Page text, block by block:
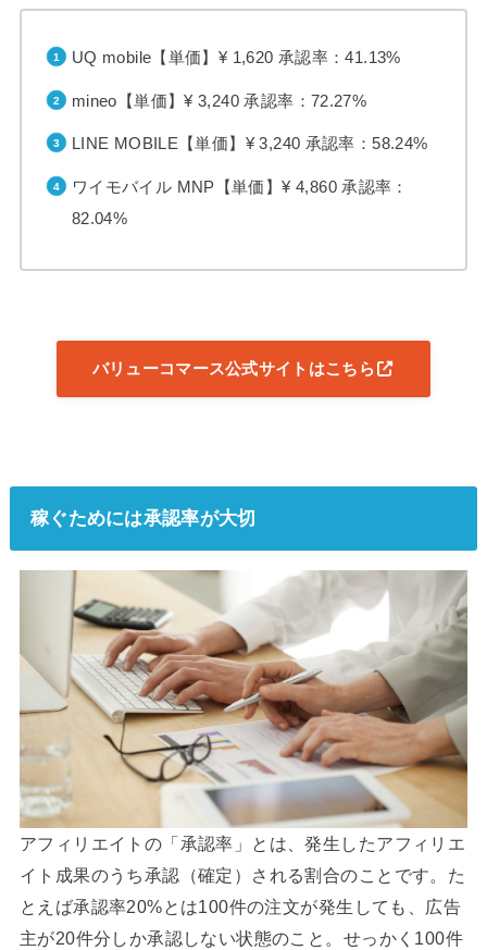
UQ mobile【単価】¥ 1,620 承認率：41.13%
mineo【単価】¥ 3,240 承認率：72.27%
LINE MOBILE【単価】¥ 3,240 承認率：58.24%
ワイモバイル MNP【単価】¥ 4,860 承認率：
82.04%
バリューコマース公式サイトはこちら
稼ぐためには承認率が大切
アフィリエイトの「承認率」とは、発生したアフィリエ
イト成果のうち承認（確定）される割合のことです。た
とえば承認率20%とは100件の注文が発生しても、広告
主が20件分しか承認しない状態のこと。せっかく100件